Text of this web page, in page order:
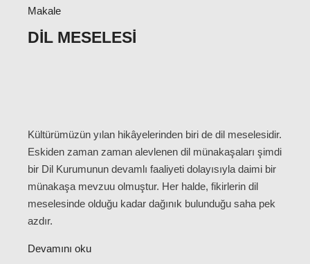
Makale
DIL MESELESI
Kültürümüzün yılan hikâyelerinden biri de dil meselesidir.
Eskiden zaman zaman alevlenen dil münakaşaları şimdi
bir Dil Kurumunun devamlı faaliyeti dolayısıyla daimi bir
münakaşa mevzuu olmuştur. Her halde, fikirlerin dil
meselesinde olduğu kadar dağınık bulunduğu saha pek
azdır.
Devamını oku